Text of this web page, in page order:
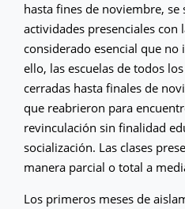
hasta fines de noviembre,
actividades presenciales con
considerado esencial que no
ello, las escuelas de todos
cerradas hasta finales de
que reabrieron para
revinculación sin finalidad
socialización. Las clases
manera parcial o total a
Los primeros meses de